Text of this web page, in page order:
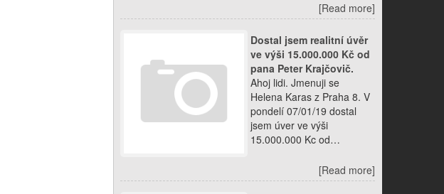
[Read more]
Dostal jsem realitní úvěr
ve výši 15.000.000 Kč od
pana Peter Krajčovič.
Ahoj lidi. Jmenuji se
Helena Karas z Praha 8. V
pondelí 07/01/19 dostal
jsem úver ve výši
15.000.000 Kc od…
[Read more]